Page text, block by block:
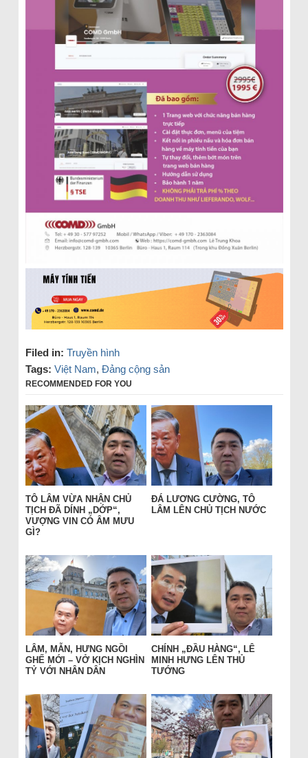
Filed in: Truyền hình
Tags: Việt Nam, Đảng cộng sản
RECOMMENDED FOR YOU
TÔ LÂM VỪA NHẬN CHỦ
TỊCH ĐÃ DÍNH „DỚP“,
VƯỢNG VIN CÓ ÂM MƯU
GÌ?
ĐÁ LƯƠNG CƯỜNG, TÔ
LÂM LÊN CHỦ TỊCH NƯỚC
LÂM, MẪN, HƯNG NGỒI
GHẾ MỚI – VỞ KỊCH NGHÌN
TỶ VỚI NHÂN DÂN
CHÍNH „ĐẦU HÀNG“, LÊ
MINH HƯNG LÊN THỦ
TƯỚNG